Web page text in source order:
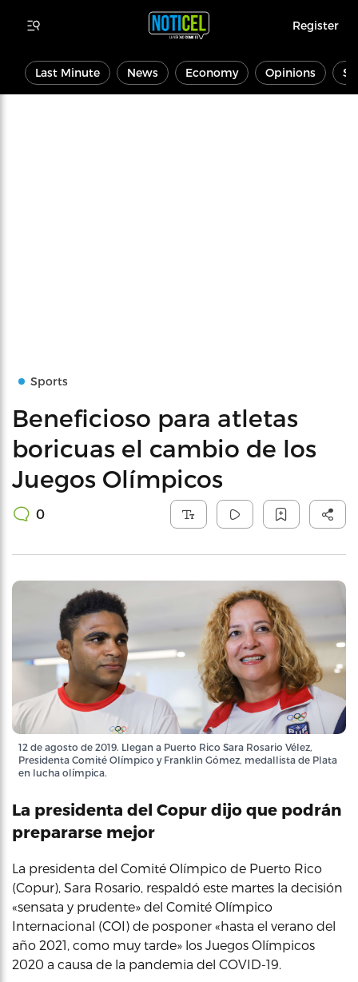
Register
Last Minute News Economy Opinions
Sports
Beneficioso para atletas
boricuas el cambio de los
Juegos Olímpicos
0
12 de agosto de 2019. Llegan a Puerto Rico Sara Rosario Vélez,
Presidenta Comité Olímpico y Franklin Gómez, medallista de Plata
en lucha olímpica.
La presidenta del Copur dijo que podrán
prepararse mejor
La presidenta del Comité Olímpico de Puerto Rico
(Copur), Sara Rosario, respaldó este martes la decisión
«sensata y prudente» del Comité Olímpico
Internacional (COI) de posponer «hasta el verano del
año 2021, como muy tarde» los Juegos Olímpicos
2020 a causa de la pandemia del COVID-19.